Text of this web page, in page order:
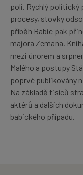
poli. Rychlý politický
procesy, stovky
příběh Babic pak
majora Zemana.
mezi únorem a
Malého a postupy
poprvé publikovány
Na základě tisíců
aktérů a dalších
babického případu.